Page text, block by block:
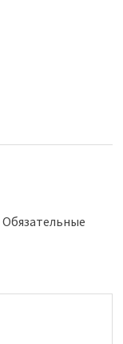
Обязательные